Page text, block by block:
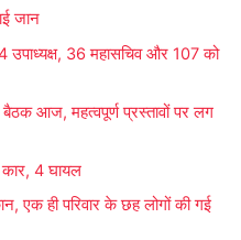
जान
उपाध्यक्ष, 36 महासचिव और 107 को
बैठक आज, महत्वपूर्ण प्रस्तावों पर लग
कार, 4 घायल
एक ही परिवार के छह लोगों की गई